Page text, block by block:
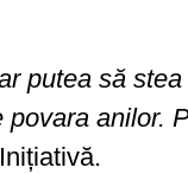
putea să
anilor.